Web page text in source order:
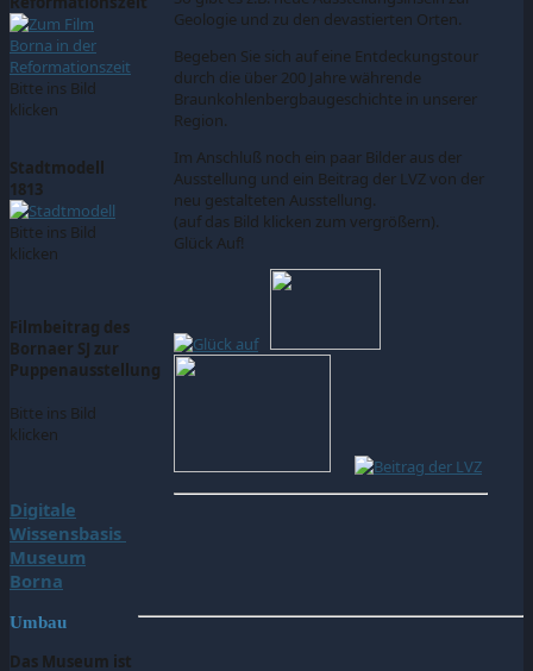
Bitte ins Bild
klicken
Stadtmodell
1813
Bitte ins Bild
klicken
Filmbeitrag des
Bornaer SJ zur
Puppenausstellung
Bitte ins Bild
klicken
Digitale
Wissensbasis
Museum
Borna
Umbau
Das Museum ist
Geologie und zu den devastierten Orten.
Begeben Sie sich auf eine Entdeckungstour
durch die über 200 Jahre währende
Braunkohlenbergbaugeschichte in unserer
Region.
Im Anschluß noch ein paar Bilder aus der
Ausstellung und ein Beitrag der LVZ von der
neu gestalteten Ausstellung.
(auf das Bild klicken zum vergrößern).
Glück Auf!